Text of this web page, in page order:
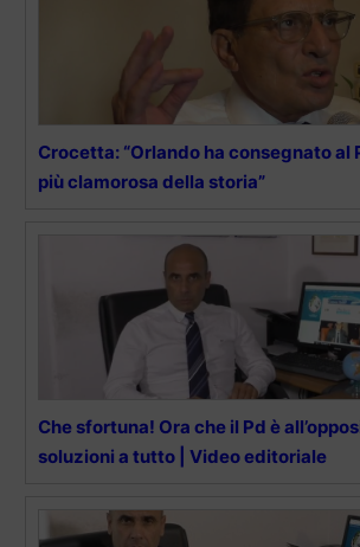
Crocetta: “Orlando ha consegnato al
più clamorosa della storia”
Che sfortuna! Ora che il Pd è
soluzioni a tutto | Video editoriale